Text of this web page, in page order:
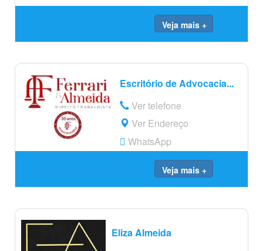
Veja mais +
Escritório de Advocacia...
Ver telefone
Ver Endereço
WhatsApp
Veja mais +
Eliza Almeida